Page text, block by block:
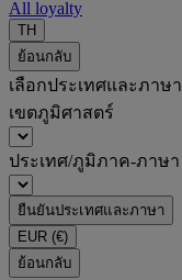
All loyalty
TH
ย้อนกลับ
เลือกประเทศและภาษ
เขตภูมิศาสตร์
ประเทศ/ภูมิภาค-ภาษา
ยืนยันประเทศและภาษา
EUR (€)
ย้อนกลับ